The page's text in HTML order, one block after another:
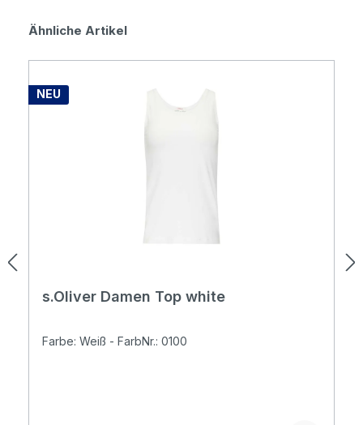
Produktgalerie überspringen
Ähnliche Artikel
NEU
s.Oliver Damen Top white
Farbe: Weiß - FarbNr.: 0100